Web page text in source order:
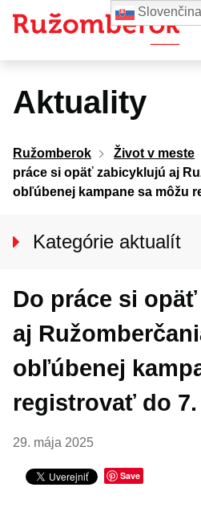
Aktuality
Ružomberok Život v meste
práce si opäť zabicyklujú aj
obľúbenej kampane sa môžu
Kategórie aktualít
Kultúra
Šport
Do práce si
aj
obľúbenej
registrovať do
29. mája 2025
Save
Slovenčina